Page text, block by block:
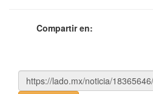
Compartir en: